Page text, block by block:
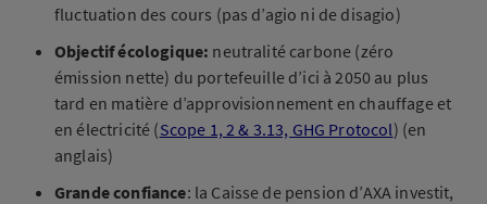
fluctuation des cours (pas d’agio ni de disagio)
Objectif écologique: neutralité carbone (zéro
émission nette) du portefeuille d’ici à 2050 au plus
tard en matière d’approvisionnement en chauffage et
en électricité (Scope 1, 2 & 3.13, GHG Protocol) (en
anglais)
Grande confiance: la Caisse de pension d’AXA investit,